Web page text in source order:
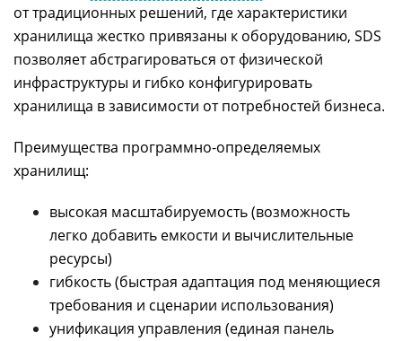
от традиционных решений, где характеристики
хранилища жестко привязаны к оборудованию, SDS
позволяет абстрагироваться от физической
инфраструктуры и гибко конфигурировать
хранилища в зависимости от потребностей бизнеса.
Преимущества программно-определяемых
хранилищ:
высокая масштабируемость (возможность
легко добавить емкости и вычислительные
ресурсы)
гибкость (быстрая адаптация под меняющиеся
требования и сценарии использования)
унификация управления (единая панель